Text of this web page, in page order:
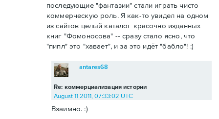
последующие "фантазии" стали играть чисто
коммерческую роль. Я как-то увидел на одном
из сайтов целый каталог красочно изданных
книг "Фомоносова" -- сразу стало ясно, что
"пипл" это "хавает", и за это идёт "бабло"! :)
Re: коммерциализация истории
antares68
August 11 2011, 07:33:02 UTC
Взаимно. :)